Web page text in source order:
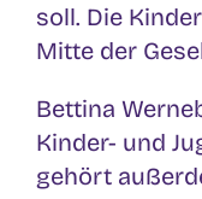
soll. Die
Mitte der
Bettina
Kinder- und
gehört